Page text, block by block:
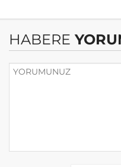
HABERE